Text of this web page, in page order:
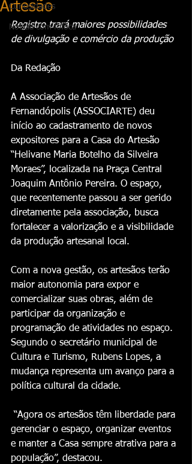
Curiosidades
Notícia com fofoca
Artesão
Registro trará maiores possibilidades
de divulgação e comércio da produção
Da Redação
A Associação de Artesãos de
Fernandópolis (ASSOCIARTE) deu
início ao cadastramento de novos
expositores para a Casa do Artesão
“Helivane Maria Botelho da Silveira
Moraes”, localizada na Praça Central
Joaquim Antônio Pereira. O espaço,
que recentemente passou a ser gerido
diretamente pela associação, busca
fortalecer a valorização e a visibilidade
da produção artesanal local.
Com a nova gestão, os artesãos terão
maior autonomia para expor e
comercializar suas obras, além de
participar da organização e
programação de atividades no espaço.
Segundo o secretário municipal de
Cultura e Turismo, Rubens Lopes, a
mudança representa um avanço para a
política cultural da cidade.
gerenciar o espaço, organizar eventos
e manter a Casa sempre atrativa para a
população”, destacou.